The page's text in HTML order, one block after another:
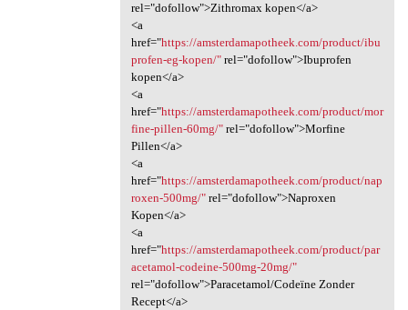
rel="dofollow">Zithromax kopen</a>
<a
href="https://amsterdamapotheek.com/product/ibu
profen-eg-kopen/"rel="dofollow">Ibuprofen
kopen</a>
<a
href="https://amsterdamapotheek.com/product/mor
fine-pillen-60mg/"rel="dofollow">Morfine
Pillen</a>
<a
href="https://amsterdamapotheek.com/product/nap
roxen-500mg/"rel="dofollow">Naproxen
Kopen</a>
<a
href="https://amsterdamapotheek.com/product/par
acetamol-codeine-500mg-20mg/"
rel="dofollow">Paracetamol/Codeïne Zonder
Recept</a>